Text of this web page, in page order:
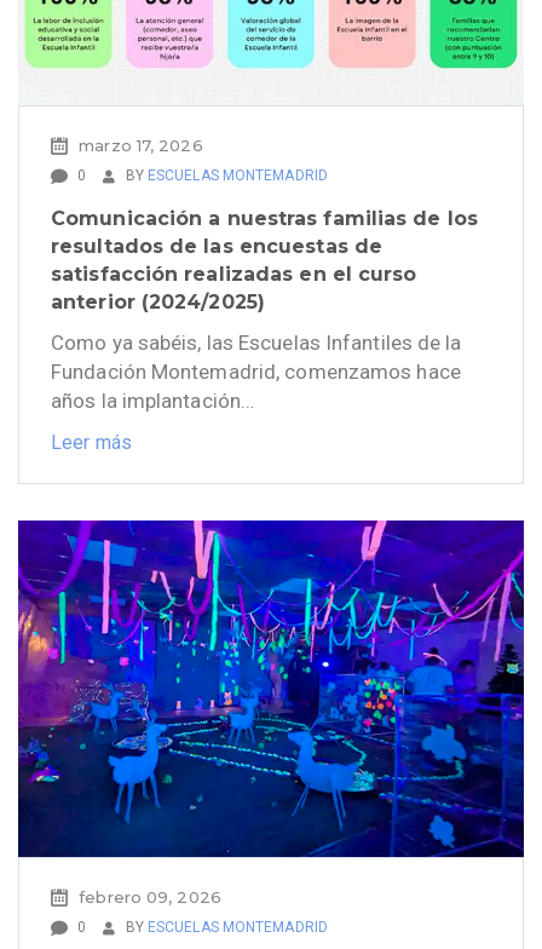
marzo 17, 2026
0 BY ESCUELAS MONTEMADRID
Comunicación a nuestras familias de los
resultados de las encuestas de
satisfacción realizadas en el curso
anterior (2024/2025)
Como ya sabéis, las Escuelas Infantiles de la
Fundación Montemadrid, comenzamos hace
años la implantación…
Leer más
febrero 09, 2026
0 BY ESCUELAS MONTEMADRID